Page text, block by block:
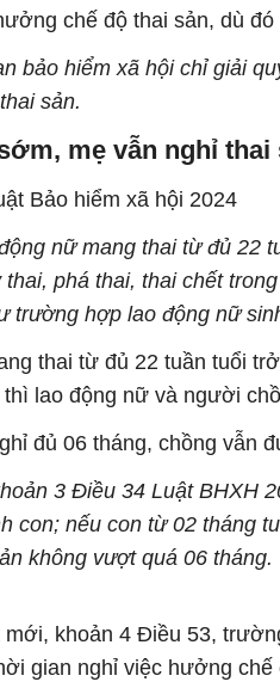
chế độ thai sản, dù
bảo hiểm xã hội chỉ giải
sản.
mẹ vẫn nghỉ thai
Bảo hiểm xã hội 2024
nữ mang thai từ đủ 22
thai, phá thai, thai chết
trường hợp lao động nữ
thai từ đủ 22 tuần tuổi
lao động nữ và người
đủ 06 tháng, chồng vẫn
3 Điều 34 Luật BHXH
con; nếu con từ 02 tháng
không vượt quá 06 tháng.
mới, khoản 4 Điều 53,
gian nghỉ việc hưởng